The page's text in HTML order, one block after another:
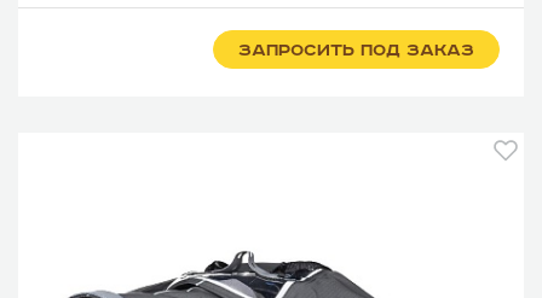
ЗАПРОСИТЬ ПОД ЗАКАЗ